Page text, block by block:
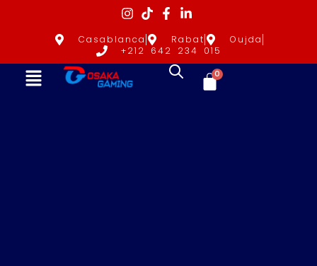
Casablanca Rabat
Oujda
+212 642 234 015
0